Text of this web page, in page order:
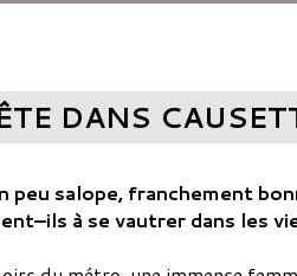
DANS
peu salope, franchement
à se vautrer dans